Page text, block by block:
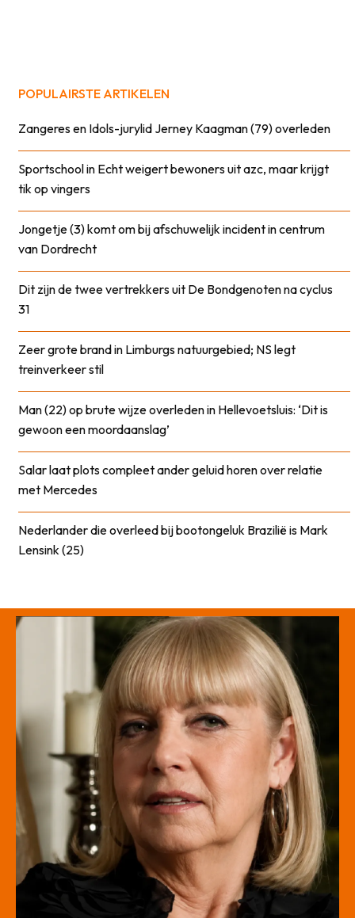
POPULAIRSTE ARTIKELEN
Zangeres en Idols-jurylid Jerney Kaagman (79) overleden
Sportschool in Echt weigert bewoners uit azc, maar krijgt
tik op vingers
Jongetje (3) komt om bij afschuwelijk incident in centrum
van Dordrecht
Dit zijn de twee vertrekkers uit De Bondgenoten na cyclus
31
Zeer grote brand in Limburgs natuurgebied; NS legt
treinverkeer stil
Man (22) op brute wijze overleden in Hellevoetsluis: ‘Dit is
gewoon een moordaanslag’
Salar laat plots compleet ander geluid horen over relatie
met Mercedes
Nederlander die overleed bij bootongeluk Brazilië is Mark
Lensink (25)